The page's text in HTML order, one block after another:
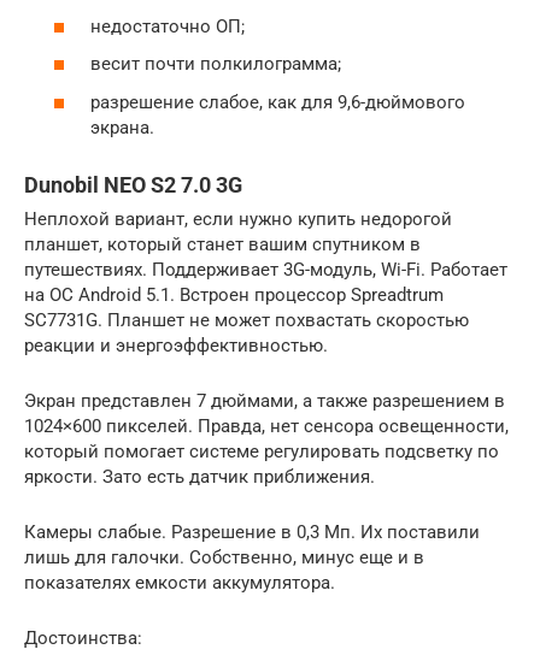
недостаточно ОП;
весит почти полкилограмма;
разрешение слабое, как для 9,6-дюймового
экрана.
Dunobil NEO S2 7.0 3G
Неплохой вариант, если нужно купить недорогой
планшет, который станет вашим спутником в
путешествиях. Поддерживает 3G-модуль, Wi-Fi. Работает
на ОС Android 5.1. Встроен процессор Spreadtrum
SC7731G. Планшет не может похвастать скоростью
реакции и энергоэффективностью.
Экран представлен 7 дюймами, а также разрешением в
1024×600 пикселей. Правда, нет сенсора освещенности,
который помогает системе регулировать подсветку по
яркости. Зато есть датчик приближения.
Камеры слабые. Разрешение в 0,3 Мп. Их поставили
лишь для галочки. Собственно, минус еще и в
показателях емкости аккумулятора.
Достоинства: